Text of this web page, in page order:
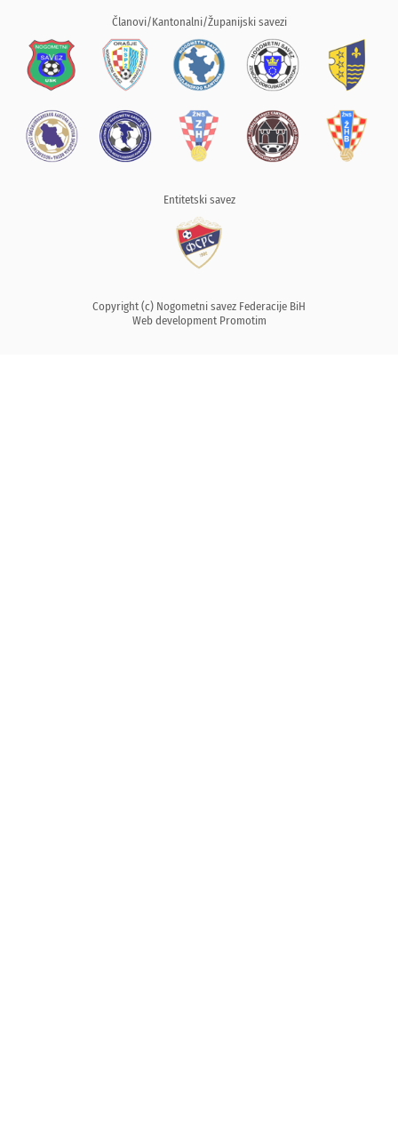
Članovi/Kantonalni/Županijski savezi
Entitetski savez
Copyright (c) Nogometni savez Federacije BiH
Web development Promotim